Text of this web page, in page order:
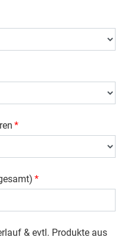
*
*
& evtl. Produkte aus